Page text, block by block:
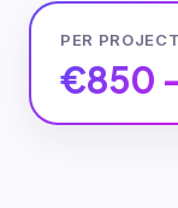
PER PROJECT
€850